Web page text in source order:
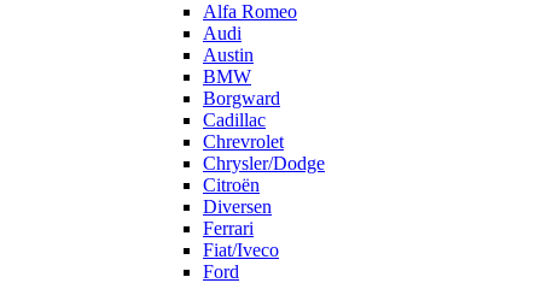
Alfa Romeo
Audi
Austin
BMW
Borgward
Cadillac
Chrevrolet
Chrysler/Dodge
Citroën
Diversen
Ferrari
Fiat/Iveco
Ford